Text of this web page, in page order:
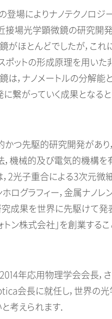
登場によりナノテクノロ
接場光学顕微鏡の研究開
がほとんどでしたが，こ
ポットの形成原理を用い
は，ナノメートルの分解
繋がっていく成果となる
つ先駆的研究開発があり
，機械的及び電気的機構
，2光子重合による3次元
ログラフィー，金属ナノレ
成果を世界に先駆けて発
ン株式会社」を創業する
年応用物理学会会長，
会長に就任し，世界の光
考えられます．